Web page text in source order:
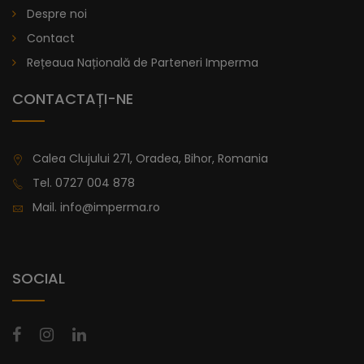
De la 996,47
Despre noi
Contact
Rețeaua Națională de Parteneri Imperma
CONTACTAȚI-NE
Calea Clujului 271, Oradea, Bihor, Romania
Tel. 0727 004 878
Mail. info@imperma.ro
SOCIAL